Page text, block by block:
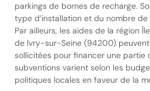
parkings de bornes de recharge.
type d’installation et du nombre
Par ailleurs, les aides de la région
de Ivry-sur-Seine (94200)
sollicitées pour financer une partie
subventions varient selon les
politiques locales en faveur de la